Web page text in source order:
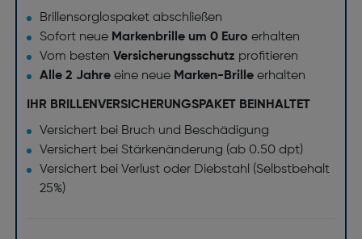
Brillensorglospaket abschließen
Sofort neue Markenbrille um 0 Euro erhalten
Vom besten Versicherungsschutz profitieren
Alle 2 Jahreeine neue Marken-Brille erhalten
IHR BRILLENVERSICHERUNGSPAKET BEINHALTET
Versichert bei Bruch und Beschädigung
Versichert bei Stärkenänderung (ab 0.50 dpt)
Versichert bei Verlust oder Diebstahl (Selbstbehalt
25%)